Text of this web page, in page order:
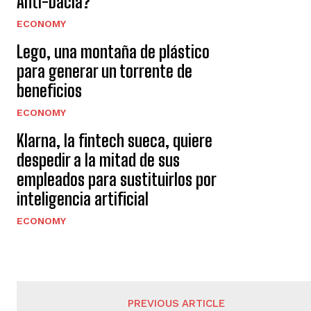
ECONOMY
Lego, una montaña de plástico
para generar un torrente de
beneficios
ECONOMY
Klarna, la fintech sueca, quiere
despedir a la mitad de sus
empleados para sustituirlos por
inteligencia artificial
ECONOMY
PREVIOUS ARTICLE